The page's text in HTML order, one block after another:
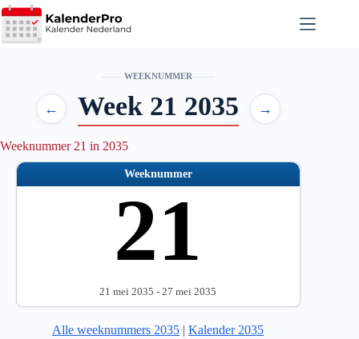
Ga
naar
de
WEEKNUMMER
← Week 21 2035 →
Weeknummer 21 in 2035
Weeknummer
21
21 mei 2035 - 27 mei 2035
Alle weeknummers 2035 |Kalender 2035